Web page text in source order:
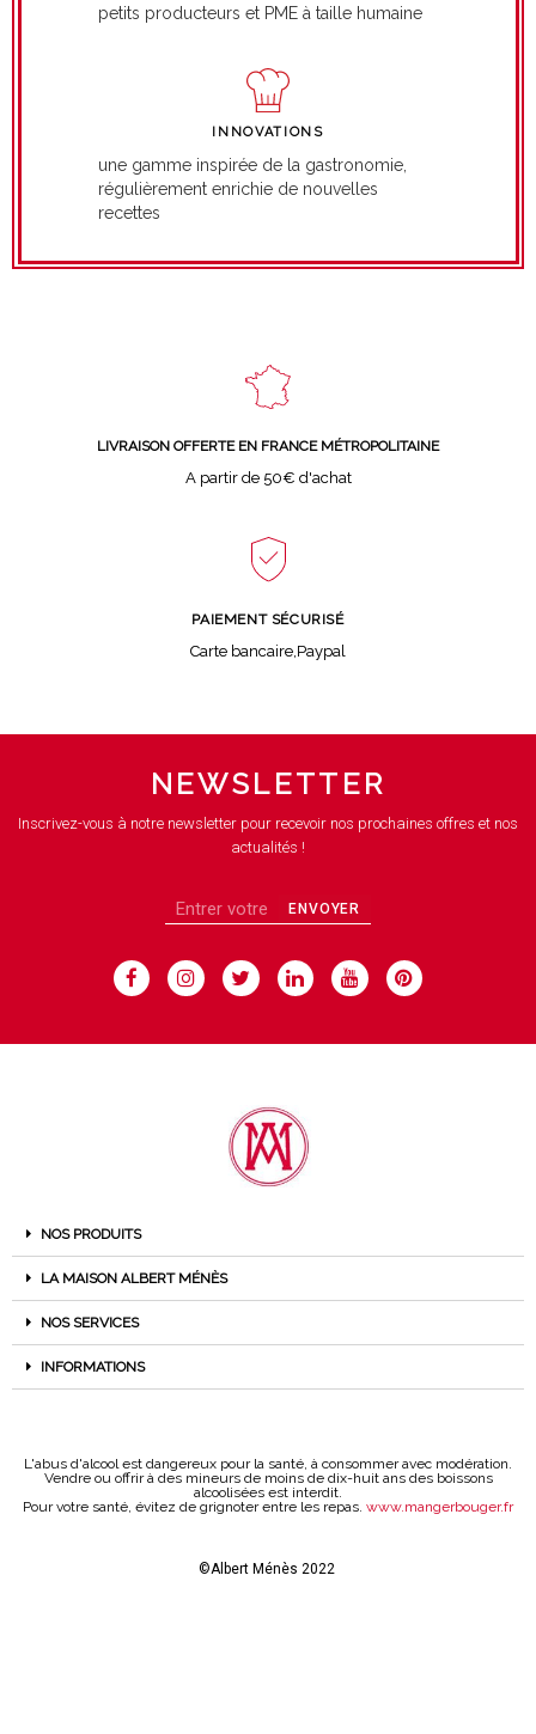
petits producteurs et PME à taille humaine
INNOVATIONS
une gamme inspirée de la gastronomie,
régulièrement enrichie de nouvelles
recettes
LIVRAISON OFFERTE EN FRANCE MÉTROPOLITAINE
A partir de 50€ d'achat
PAIEMENT SÉCURISÉ
Carte bancaire,Paypal
NEWSLETTER
Inscrivez-vous à notre newsletter pour recevoir nos prochaines offres et nos
actualités !
ENVOYER
NOS PRODUITS
LA MAISON ALBERT MÉNÈS
NOS SERVICES
INFORMATIONS
L'abus d'alcool est dangereux pour la santé, à consommer avec modération.
Vendre ou offrir à des mineurs de moins de dix-huit ans des boissons
alcoolisées est interdit.
Pour votre santé, évitez de grignoter entre les repas. www.mangerbouger.fr
©Albert Ménès 2022